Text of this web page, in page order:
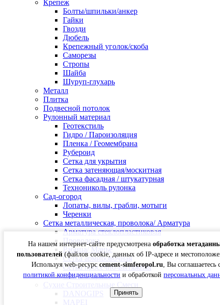
На нашем интернет-сайте предусмотрена обработка
пользователей(файлов cookie, данных об IP-адресе и
Используя web-ресурс cement-simferopol.ru, Вы соглашаетесь
политикой конфиденциальности и обработкой персональных
Принять
Крепеж
Болты/шпильки/анкер
Гайки
Гвозди
Дюбель
Крепежный уголок/скоба
Саморезы
Стропы
Шайба
Шуруп-глухарь
Металл
Плитка
Подвесной потолок
Рулонный материал
Геотекстиль
Гидро / Пароизоляция
Пленка / Геомембрана
Рубероид
Сетка для укрытия
Сетка затеняющая/москитная
Сетка фасадная / штукатурная
Технониколь рулонка
Сад-огород
Лопаты, вилы, грабли, мотыги
Черенки
Сетка металлическая, проволока/ Арматура
Арматура стеклопластиковая
Проволока
Рабица/ Манье
Сетка армировочная
Сетка просечно-вытяжная
Сетка сварная
Сухие Строительные Смеси
DANOGIPS
MAPEI